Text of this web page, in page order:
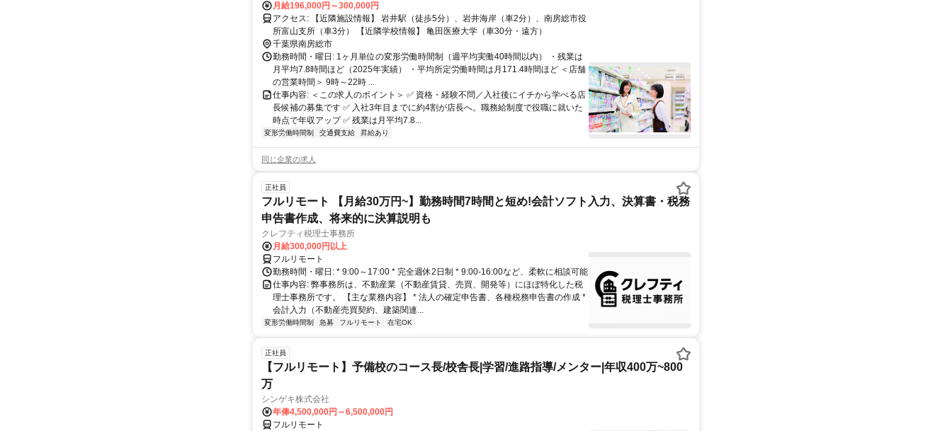
月給196,000円～300,000円
アクセス: 【近隣施設情報】 岩井駅（徒歩5分）、岩井海岸（車2分）、南房総市役
所富山支所（車3分） 【近隣学校情報】 亀田医療大学（車30分・遠方）
千葉県南房総市
勤務時間・曜日: 1ヶ月単位の変形労働時間制（週平均実働40時間以内） ・残業は
月平均7.8時間ほど（2025年実績） ・平均所定労働時間は月171.4時間ほど ＜店舗
の営業時間＞ 9時～22時 ...
仕事内容: ＜この求人のポイント＞ ✅ 資格・経験不問／入社後にイチから学べる店
長候補の募集です ✅ 入社3年目までに約4割が店長へ。職務給制度で役職に就いた
時点で年収アップ ✅ 残業は月平均7.8...
変形労働時間制 交通費支給 昇給あり
同じ企業の求人
正社員
フルリモート 【月給30万円~】勤務時間7時間と短め!会計ソフト入力、決算書・税務
申告書作成、将来的に決算説明も
クレフティ税理士事務所
月給300,000円以上
フルリモート
勤務時間・曜日: * 9:00～17:00 * 完全週休2日制 * 9:00-16:00など、柔軟に相談可能
仕事内容: 弊事務所は、不動産業（不動産賃貸、売買、開発等）にほぼ特化した税
理士事務所です。 【主な業務内容】 * 法人の確定申告書、各種税務申告書の作成 *
会計入力（不動産売買契約、建築関連...
変形労働時間制 急募 フルリモート 在宅OK
正社員
【フルリモート】予備校のコース長/校舎長|学習/進路指導/メンター|年収400万~800
万
シンゲキ株式会社
年俸4,500,000円～6,500,000円
フルリモート